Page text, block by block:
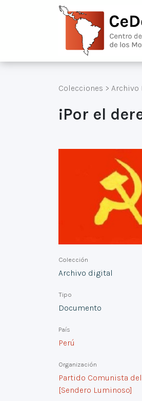
Colecciones > Archivo
¡Por el
Colección
Archivo digital
Tipo
Documento
País
Perú
Organización
Partido Comunista del
[Sendero Luminoso]